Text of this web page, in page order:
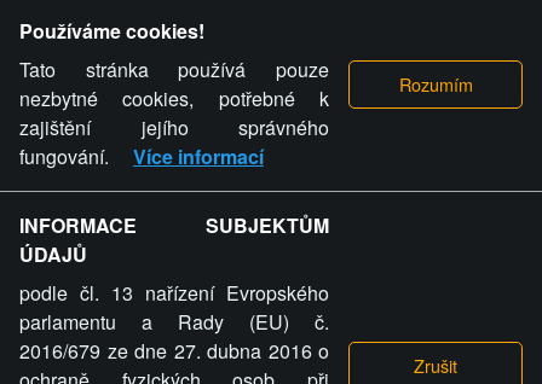
videa a komentáře. Osoba, které se toto opatření provozovatele
stránky týče, ani osoba, která umístila fotografii nebo video na
stránku, nemůže z důvodu odstranění fotografie, videa nebo
komentáře pro výše uvedenou okolnost uplatnit vůči
provozovateli stránky žádný nárok na náhradu škody nebo
nemajetkové újmy.
ZVRÁCENÝ.CZ - Svět není zvrácenej. To jen
ty lidi...
Používáme cookies!
Tato stránka používá pouze
nezbytné cookies, potřebné k
zajištění jejího správného
fungování.
Více informací
INFORMACE SUBJEKTŮM
ÚDAJŮ
podle čl. 13 nařízení Evropského
parlamentu a Rady (EU) č.
2016/679 ze dne 27. dubna 2016 o